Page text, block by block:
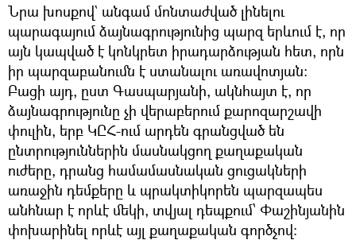
Նրա խոսքով` անգամ մոնտաժված լինելու
պարագայում ձայնագրությունից պարզ երևում է, որ
այն կապված է կոնկրետ իրադարձության հետ, որն
իր պարզաբանումն է ստանալու առավոտյան:
Բացի այդ, ըստ Գասպարյանի, ակնհայտ է, որ
ձայնագրությունը չի վերաբերում քարոզարշավի
փուլին, երբ ԿԸՀ-ում արդեն գրանցված են
ընտրություններին մասնակցող քաղաքական
ուժերը, դրանց համամասնական ցուցակների
առաջին դեմքերը և պրակտիկորեն պարզապես
անհնար է որևէ մեկի, տվյալ դեպքում՝ Փաշինյանին
փոխարինել որևէ այլ քաղաքական գործչով: